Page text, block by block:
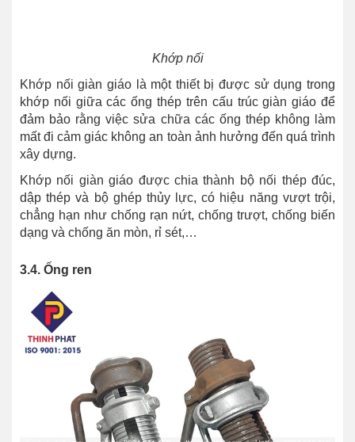
Khớp nối
Khớp nối giàn giáo là một thiết bị được sử dụng trong
khớp nối giữa các ống thép trên cấu trúc giàn giáo để
đảm bảo rằng việc sửa chữa các ống thép không làm
mất đi cảm giác không an toàn ảnh hưởng đến quá trình
xây dựng.
Khớp nối giàn giáo được chia thành bộ nối thép đúc,
dập thép và bộ ghép thủy lực, có hiệu năng vượt trội,
chẳng hạn như chống rạn nứt, chống trượt, chống biến
dạng và chống ăn mòn, rỉ sét,…
3.4. Ống ren